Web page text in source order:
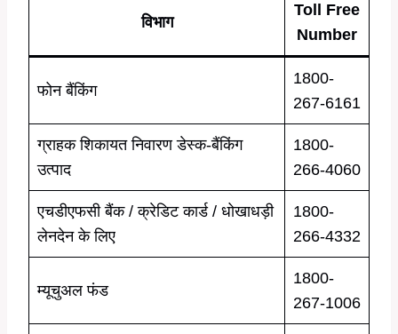
विभाग
Toll Free
Number
फोन बैंकिंग
1800-
267-6161
ग्राहक शिकायत निवारण डेस्क-बैंकिंग
उत्पाद
1800-
266-4060
एचडीएफसी बैंक / क्रेडिट कार्ड / धोखाधड़ी
लेनदेन के लिए
1800-
266-4332
म्यूचुअल फंड
1800-
267-1006